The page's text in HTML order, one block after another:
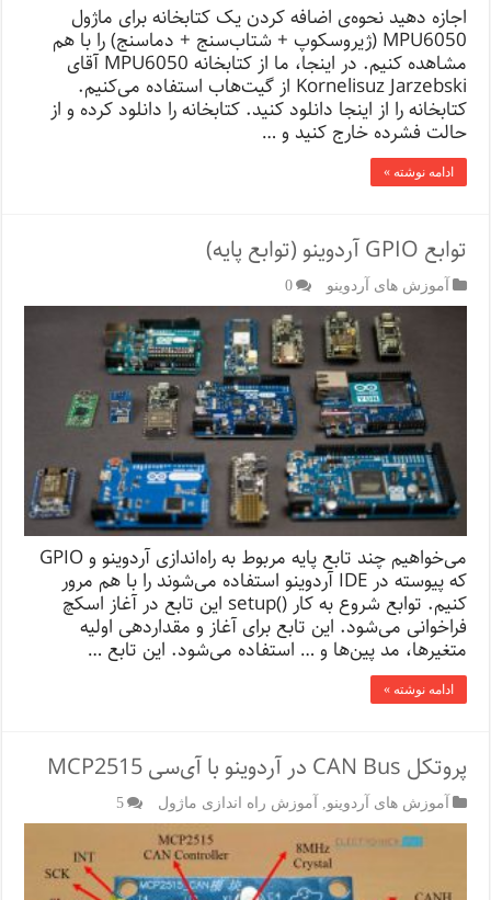
اجازه دهید نحوه‌ی اضافه کردن یک کتابخانه برای ماژول
MPU6050 (ژیروسکوپ + شتاب‌سنج + دماسنج) را با هم
مشاهده کنیم. در اینجا، ما از کتابخانه MPU6050 آقای
Kornelisuz Jarzebski از گیت‌هاب استفاده می‌کنیم.
کتابخانه را از اینجا دانلود کنید. کتابخانه را دانلود کرده و از
حالت فشرده خارج کنید و …
ادامه نوشته »
توابع GPIO آردوینو (توابع پایه)
آموزش های آردوینو 0
می‌خواهیم چند تابع پایه مربوط به راه‌اندازی آردوینو و GPIO
که پیوسته در IDE آردوینو استفاده می‌شوند را با هم مرور
کنیم. توابع شروع به کار ()setup این تابع در آغاز اسکچ
فراخوانی می‌شود. این تابع برای آغاز و مقداردهی اولیه
متغیرها، مد پین‌ها و … استفاده می‌شود. این تابع …
ادامه نوشته »
پروتکل CAN Bus در آردوینو با آی‌سی MCP2515
آموزش های آردوینو ,آموزش راه اندازی ماژول 5